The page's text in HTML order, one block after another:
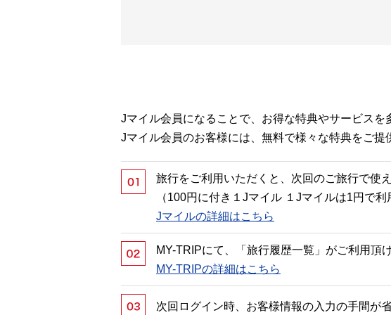
Jマイル会員になることで、お得な特典やサービスを
Jマイル会員のお客様には、無料で様々な特典をご提
旅行をご利用いただくと、次回のご旅行で使
（100円に付き１Jマイル １Jマイルは1円で利
Jマイルの詳細はこちら
MY-TRIPにて、「旅行履歴一覧」がご利用頂け
MY-TRIPの詳細はこちら
次回ログイン時、お客様情報の入力の手間が省